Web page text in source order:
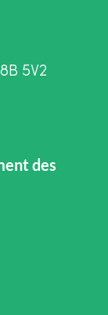
5V2
des